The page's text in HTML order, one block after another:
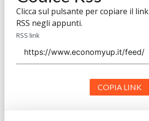
Clicca sul pulsante per copiare il link
RSS negli appunti.
RSS link
COPIA LINK